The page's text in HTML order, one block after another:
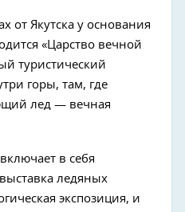
от Якутска у основания
«Царство вечной
туристический
горы, там, где
лед — вечная
в себя
ледяных
экспозиция, и